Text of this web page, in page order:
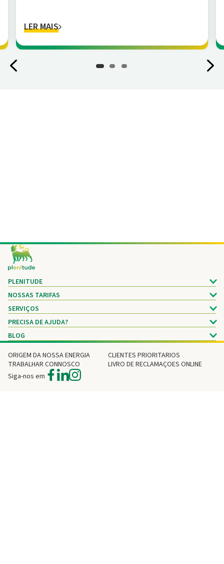
LER MAIS
Footer
PLENITUDE
NOSSAS TARIFAS
SERVIÇOS
PRECISA DE AJUDA?
BLOG
ORIGEM DA NOSSA ENERGIA
CLIENTES PRIORITARIOS
TRABALHAR CONNOSCO
LIVRO DE RECLAMAÇOES ONLINE
Siga-nos em